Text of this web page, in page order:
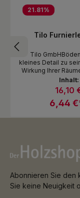
21.81%
Tilo
Tilo
kleines Detail zu
Wirkung Ihrer
Ihr Wohnstil bis in
Leisten schließen
schwimmenden
auch bei der
verhindern
6,44
16,10
Inhalt:
Abonnieren Sie den
Sie keine Neuigkeit